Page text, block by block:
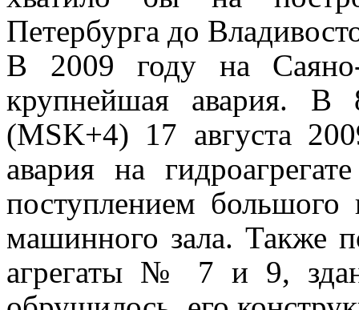
Петербурга до
В 2009 году на
крупнейшая авария. В
(MSK+4) 17 августа
авария на
поступлением
машинного зала. Также
агрегаты № 7 и 9,